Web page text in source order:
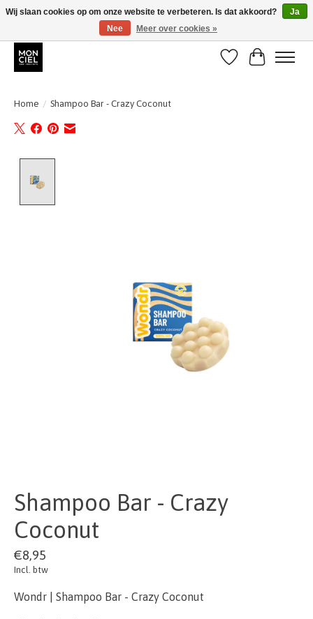
BE + NL : GRATIS VERZENDING van 31/07 t;e.m. 17/8
Verlanglijst
Home / Shampoo Bar - Crazy Coconut
Shampoo Bar - Crazy
Coconut
€8,95
Incl. btw
Wondr | Shampoo Bar - Crazy Coconut
Wij slaan cookies op om onze website te verbeteren. Is dat akkoord?
Ja
Nee
Meer over cookies »